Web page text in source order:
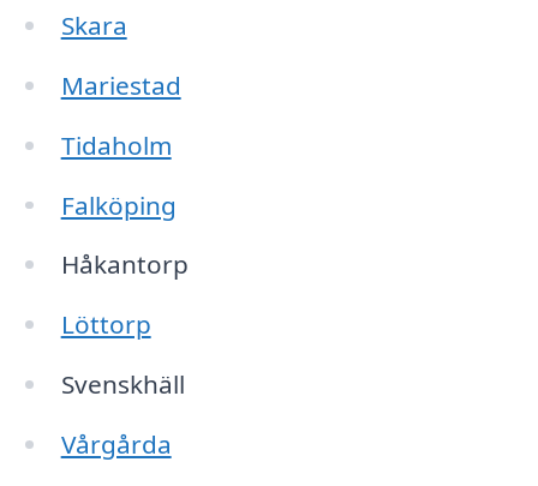
Skara
Mariestad
Tidaholm
Falköping
Håkantorp
Löttorp
Svenskhäll
Vårgårda